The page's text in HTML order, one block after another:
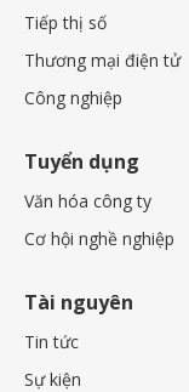
Tiếp thị số
Thương mại điện tử
Công nghiệp
Tuyển dụng
Văn hóa công ty
Cơ hội nghề nghiệp
Tài nguyên
Tin tức
Sự kiện